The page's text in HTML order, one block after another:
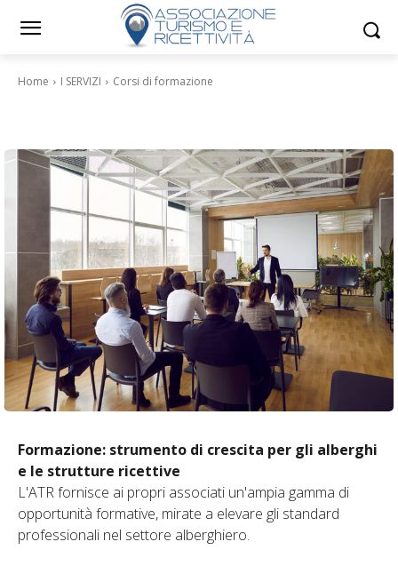
Home I SERVIZI Corsi di formazione
Formazione: strumento di crescita per gli alberghi
e le strutture ricettive
​L'ATR fornisce ai propri associati un'ampia gamma di
opportunità formative, mirate a elevare gli standard
professionali nel settore alberghiero.